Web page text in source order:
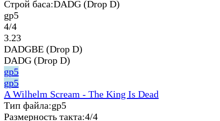
Строй баса:DADG (Drop D)
gp5
4/4
3.23
DADGBE (Drop D)
DADG (Drop D)
gp5
gp5
A Wilhelm Scream - The King Is Dead
Тип файла:gp5
Размерность такта:4/4